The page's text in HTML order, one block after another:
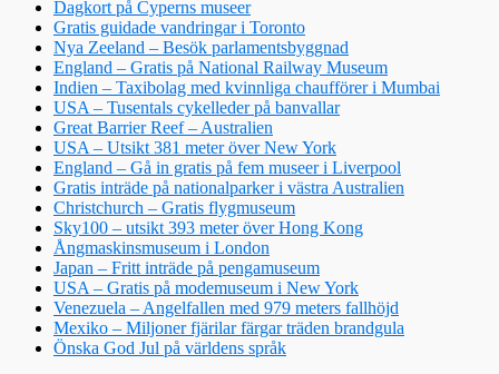
Dagkort på Cyperns museer
Gratis guidade vandringar i Toronto
Nya Zeeland – Besök parlamentsbyggnad
England – Gratis på National Railway Museum
Indien – Taxibolag med kvinnliga chaufförer i Mumbai
USA – Tusentals cykelleder på banvallar
Great Barrier Reef – Australien
USA – Utsikt 381 meter över New York
England – Gå in gratis på fem museer i Liverpool
Gratis inträde på nationalparker i västra Australien
Christchurch – Gratis flygmuseum
Sky100 – utsikt 393 meter över Hong Kong
Ångmaskinsmuseum i London
Japan – Fritt inträde på pengamuseum
USA – Gratis på modemuseum i New York
Venezuela – Angelfallen med 979 meters fallhöjd
Mexiko – Miljoner fjärilar färgar träden brandgula
Önska God Jul på världens språk